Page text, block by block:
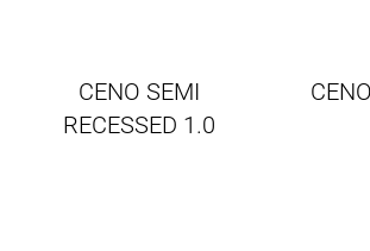
CENO SEMI
RECESSED 1.0